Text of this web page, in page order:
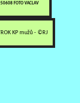
FOTO VACLAV
KP mužů - ©RJ